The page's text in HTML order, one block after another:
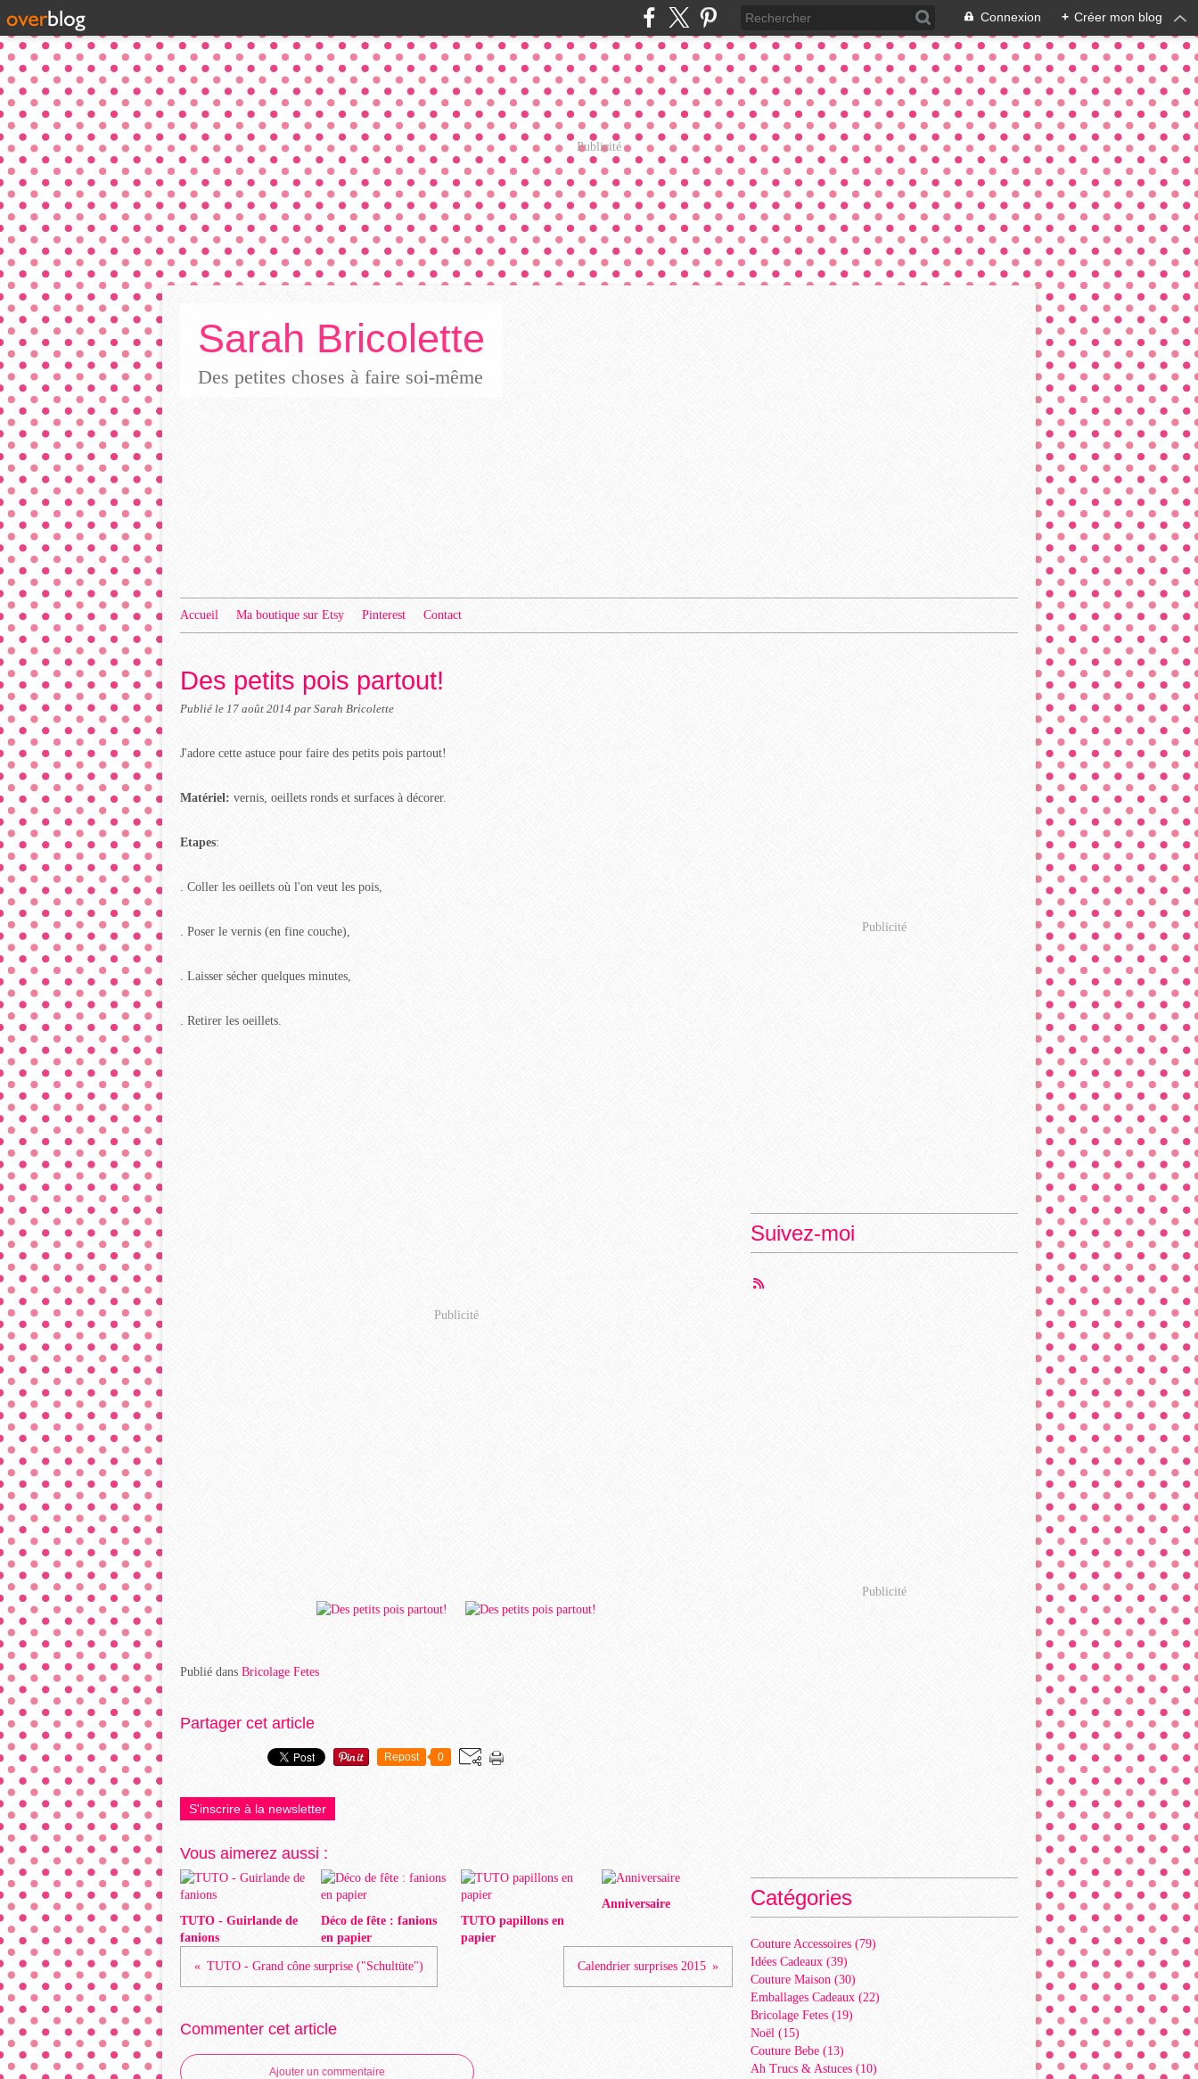
Connexion + Créer mon blog
Publicité
Sarah Bricolette
Des petites choses à faire soi-même
Accueil Ma boutique sur Etsy Pinterest Contact
Des petits pois partout!
Publié le 17 août 2014 par Sarah Bricolette
J'adore cette astuce pour faire des petits pois partout!
Matériel: vernis, oeillets ronds et surfaces à décorer.
Etapes:
. Coller les oeillets où l'on veut les pois,
. Poser le vernis (en fine couche),
. Laisser sécher quelques minutes,
. Retirer les oeillets.
Publicité
Publié dans Bricolage Fetes
Partager cet article
Repost 0
S'inscrire à la newsletter
Vous aimerez aussi :
TUTO - Guirlande de
fanions
Déco de fête : fanions
en papier
TUTO papillons en
papier
Anniversaire
TUTO - Grand cône surprise ("Schultüte") Calendrier surprises 2015
Commenter cet article
Ajouter un commentaire
Publicité
Suivez-moi
Publicité
Catégories
Couture Accessoires (79)
Idées Cadeaux (39)
Couture Maison (30)
Emballages Cadeaux (22)
Bricolage Fetes (19)
Noël (15)
Couture Bebe (13)
Ah Trucs & Astuces (10)